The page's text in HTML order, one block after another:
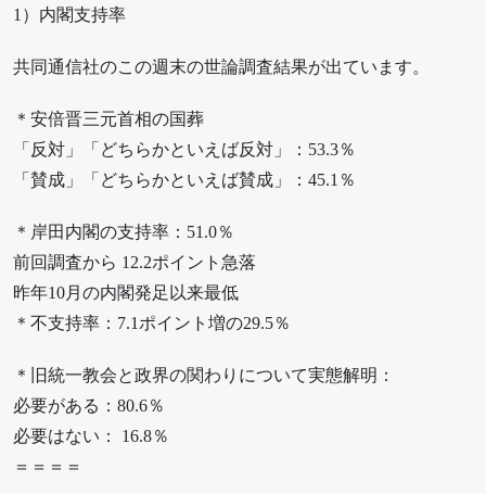
1）内閣支持率
共同通信社のこの週末の世論調査結果が出ています。
＊安倍晋三元首相の国葬
「反対」「どちらかといえば反対」：53.3％
「賛成」「どちらかといえば賛成」：45.1％
＊岸田内閣の支持率：51.0％
前回調査から 12.2ポイント急落
昨年10月の内閣発足以来最低
＊不支持率：7.1ポイント増の29.5％
＊旧統一教会と政界の関わりについて実態解明：
必要がある：80.6％
必要はない： 16.8％
＝＝＝＝